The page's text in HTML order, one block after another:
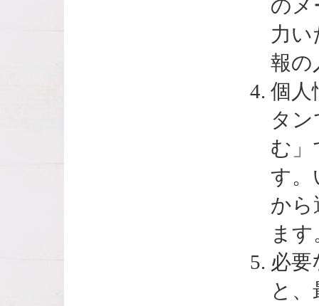
のメ
力い
報の
個人
タ
む」
す。
から
ます
必要
と